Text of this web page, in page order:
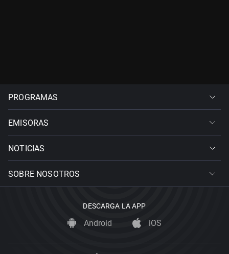
PROGRAMAS
EMISORAS
NOTICIAS
SOBRE NOSOTROS
DESCARGA LA APP
Android iOS